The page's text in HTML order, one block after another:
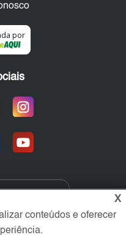
por
X
conteúdos e oferecer